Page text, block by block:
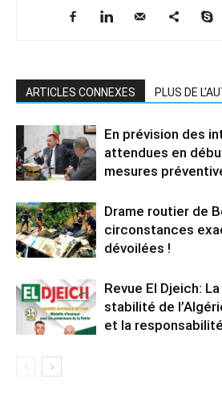
ARTICLES CONNEXES PLUS DE
En prévision des
attendues en
mesures
Drame routier de
circonstances
dévoilées !
Revue El Djeich:
stabilité de
et la